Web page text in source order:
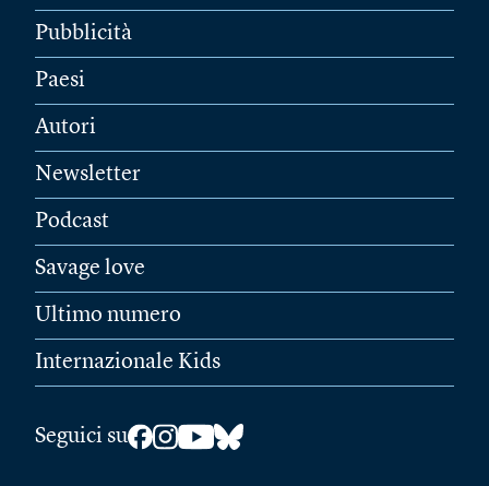
Pubblicità
Paesi
Autori
Newsletter
Podcast
Savage love
Ultimo numero
Internazionale Kids
Seguici su